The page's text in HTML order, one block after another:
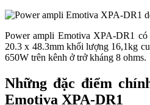
Power ampli Emotiva XPA-DR1
20.3 x 48.3mm khối lượng 16,1kg
650W trên kênh ở trở kháng 8 ohms.
Những đặc điểm
Emotiva XPA-DR1